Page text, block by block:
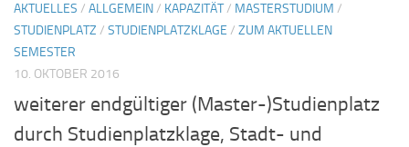
AKTUELLES / ALLGEMEIN/ KAPAZITÄT/ MASTERSTUDIUM /
STUDIENPLATZ / STUDIENPLATZKLAGE / ZUM AKTUELLEN
SEMESTER
10. OKTOBER 2016
weiterer endgültiger (Master-)Studienplatz
durch Studienplatzklage, Stadt- und